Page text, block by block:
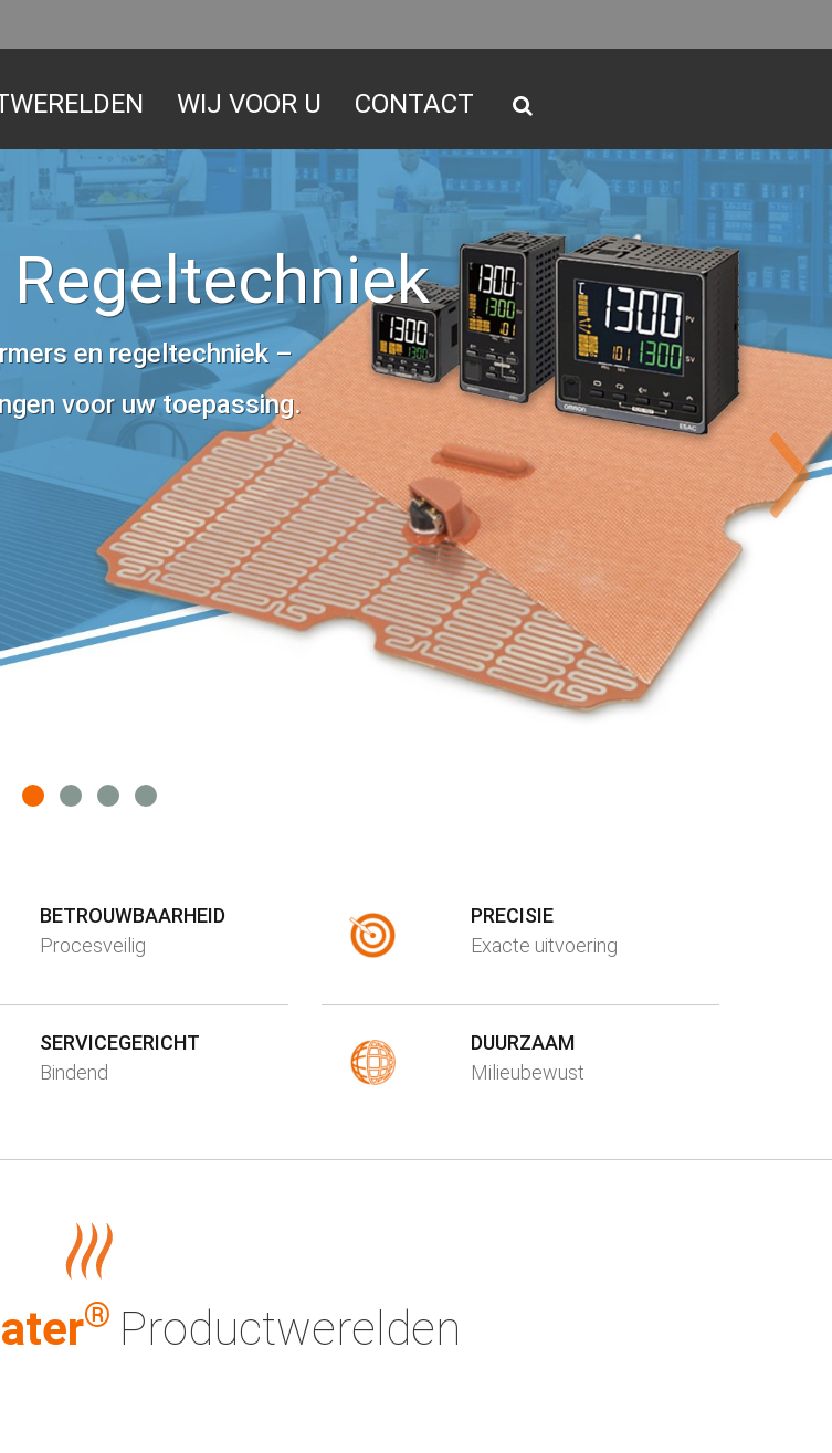
WIJ VOOR U CONTACT
en regeltechniek –
voor uw toepassing.
BETROUWBAARHEID
Procesveilig
PRECISIE
Exacte uitvoering
SERVICEGERICHT
Bindend
DUURZAAM
Milieubewust
® Productwerelden